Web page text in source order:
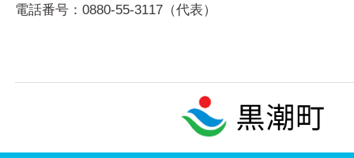
電話番号：0880-55-3117 （代表）